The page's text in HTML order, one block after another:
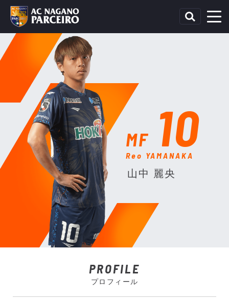
MF 10
Reo YAMANAKA
山中 麗央
PROFILE
プロフィール